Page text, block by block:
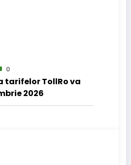
0
tarifelor TollRo va
2026